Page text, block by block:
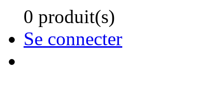
0 produit(s)
Se connecter